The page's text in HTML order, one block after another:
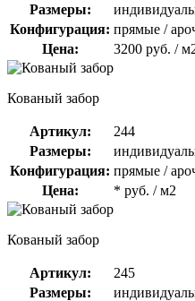
Размеры:
Конфигурация: прямые /
Цена:
3200 руб. /
Кованый забор
Артикул:
244
Размеры:
Конфигурация: прямые /
Цена:
* руб. / м2
Кованый забор
Артикул:
245
Размеры: